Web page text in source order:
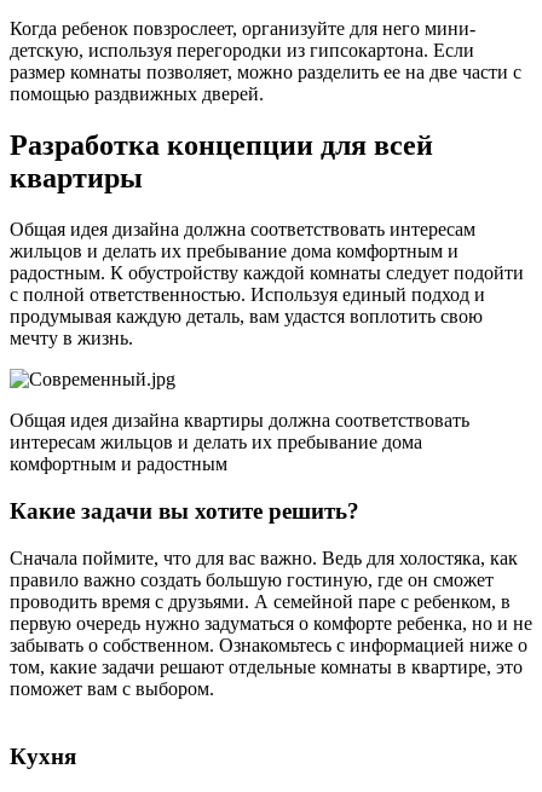
Когда ребенок повзрослеет, организуйте для него мини-
детскую, используя перегородки из гипсокартона. Если
размер комнаты позволяет, можно разделить ее на две части с
помощью раздвижных дверей.
Разработка концепции для всей
квартиры
Общая идея дизайна должна соответствовать интересам
жильцов и делать их пребывание дома комфортным и
радостным. К обустройству каждой комнаты следует подойти
с полной ответственностью. Используя единый подход и
продумывая каждую деталь, вам удастся воплотить свою
мечту в жизнь.
Общая идея дизайна квартиры должна соответствовать
интересам жильцов и делать их пребывание дома
комфортным и радостным
Какие задачи вы хотите решить?
Сначала поймите, что для вас важно. Ведь для холостяка, как
правило важно создать большую гостиную, где он сможет
проводить время с друзьями. А семейной паре с ребенком, в
первую очередь нужно задуматься о комфорте ребенка, но и не
забывать о собственном. Ознакомьтесь с информацией ниже о
том, какие задачи решают отдельные комнаты в квартире, это
поможет вам с выбором.
Кухня